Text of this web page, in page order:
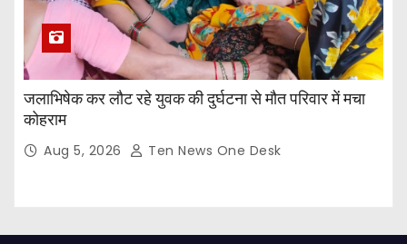
जलाभिषेक कर लौट रहे युवक की दुर्घटना से मौत परिवार में मचा
कोहराम
Aug 5, 2026 Ten News One Desk